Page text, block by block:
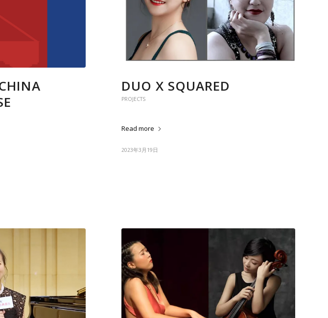
DUO X SQUARED
PROJECTS
Read more
2023年3月19日